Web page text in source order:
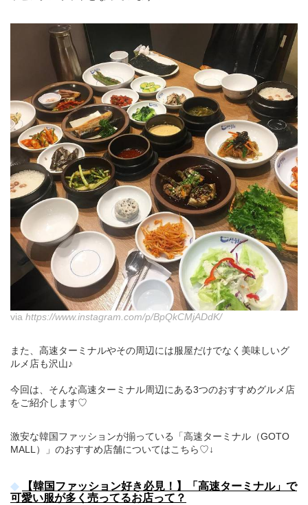
via https://www.instagram.com/p/BpQkCMjADdK/
また、高速ターミナルやその周辺には服屋だけでなく美味しいグ
ルメ店も沢山♪
今回は、そんな高速ターミナル周辺にある3つのおすすめグルメ店
をご紹介します♡
激安な韓国ファッションが揃っている「高速ターミナル（GOTO
MALL）」のおすすめ店舗についてはこちら♡↓
【韓国ファッション好き必見！】「高速ターミナル」で
可愛い服が多く売ってるお店って？